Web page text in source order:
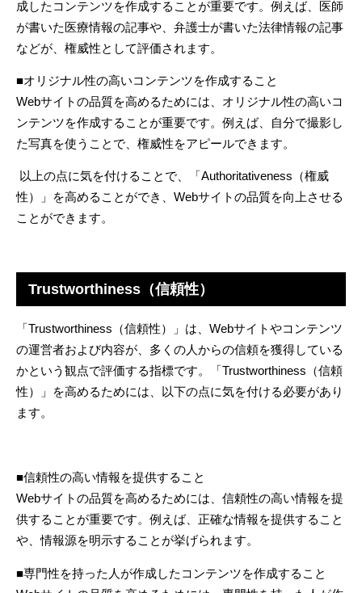
成したコンテンツを作成することが重要です。例えば、医師
が書いた医療情報の記事や、弁護士が書いた法律情報の記事
などが、権威性として評価されます。
■オリジナル性の高いコンテンツを作成すること
Webサイトの品質を高めるためには、オリジナル性の高いコ
ンテンツを作成することが重要です。例えば、自分で撮影し
た写真を使うことで、権威性をアピールできます。
以上の点に気を付けることで、「Authoritativeness （権威
性）」を高めることができ、 Webサイトの品質を向上させる
ことができます。
Trustworthiness（信頼性）
「Trustworthiness （信頼性）」は、 Webサイトやコンテンツ
の運営者および内容が、多くの人からの信頼を獲得している
かという観点で評価する指標です。「Trustworthiness （信頼
性）」を高めるためには、以下の点に気を付ける必要があり
ます。
■信頼性の高い情報を提供すること
Webサイトの品質を高めるためには、信頼性の高い情報を提
供することが重要です。例えば、正確な情報を提供すること
や、情報源を明示することが挙げられます。
■専門性を持った人が作成したコンテンツを作成すること